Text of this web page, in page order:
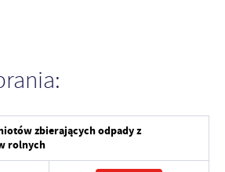
zbierających odpady z
rolnych